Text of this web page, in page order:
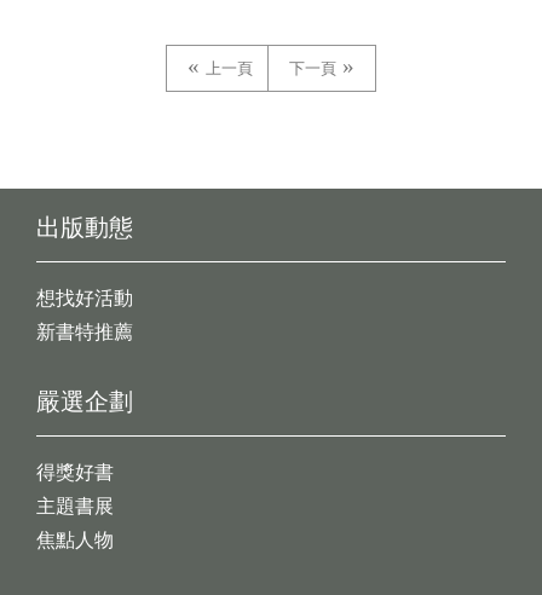
上一頁 下一頁
出版動態
想找好活動
新書特推薦
嚴選企劃
得獎好書
主題書展
焦點人物